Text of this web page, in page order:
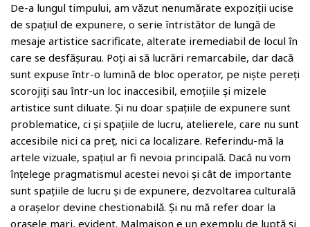
De-a lungul timpului, am văzut nenumărate expoziții ucise
de spațiul de expunere, o serie întristător de lungă de
mesaje artistice sacrificate, alterate iremediabil de locul în
care se desfășurau. Poți ai să lucrări remarcabile, dar dacă
sunt expuse într-o lumină de bloc operator, pe niște pereți
scorojiți sau într-un loc inaccesibil, emoțiile și mizele
artistice sunt diluate. Și nu doar spațiile de expunere sunt
problematice, ci și spațiile de lucru, atelierele, care nu sunt
accesibile nici ca preț, nici ca localizare. Referindu-mă la
artele vizuale, spațiul ar fi nevoia principală. Dacă nu vom
înțelege pragmatismul acestei nevoi și cât de importante
sunt spațiile de lucru și de expunere, dezvoltarea culturală
a orașelor devine chestionabilă. Și nu mă refer doar la
orașele mari, evident. Malmaison e un exemplu de luptă și